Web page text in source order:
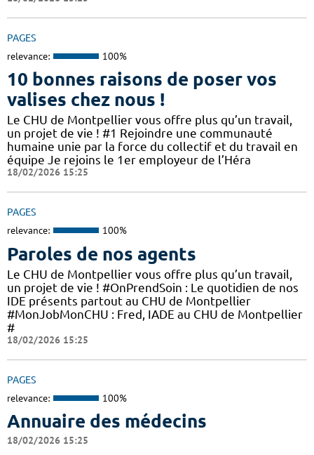
PAGES
relevance: 100%
10 bonnes raisons de poser vos
valises chez nous !
Le CHU de Montpellier vous offre plus qu’un travail,
un projet de vie ! #1 Rejoindre une communauté
humaine unie par la force du collectif et du travail en
équipe Je rejoins le 1er employeur de l’Héra
18/02/2026 15:25
PAGES
relevance: 100%
Paroles de nos agents
Le CHU de Montpellier vous offre plus qu’un travail,
un projet de vie ! #OnPrendSoin : Le quotidien de nos
IDE présents partout au CHU de Montpellier
#MonJobMonCHU : Fred, IADE au CHU de Montpellier
#
18/02/2026 15:25
PAGES
relevance: 100%
Annuaire des médecins
18/02/2026 15:25